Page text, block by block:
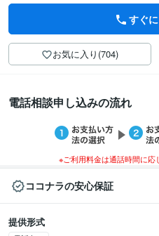
すぐ
お気に入り(704)
電話相談申し込みの流れ
※ご利用料金は通話時間に
ココナラの安心保証
提供形式